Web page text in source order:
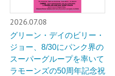
2026.07.08
グリーン・デイのビリー・
ジョー、8/30にパンク界の
スーパーグループを率いて
ラモーンズの50周年記念祝